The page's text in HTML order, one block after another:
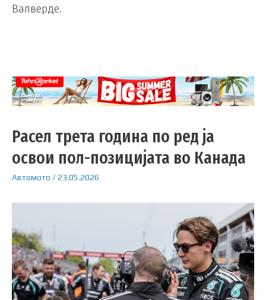
Валверде.
Расел трета година по ред ја
освои пол-позицијата во Канада
Автомото /23.05.2026